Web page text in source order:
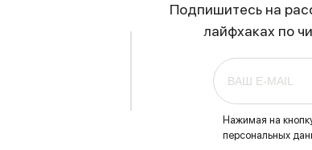
Подпишитесь на
лайфхаках по
Нажимая на
персональных